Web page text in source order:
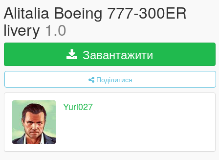
Alitalia Boeing 777-300ER
livery 1.0
Завантажити
Поділитися
Yuri027